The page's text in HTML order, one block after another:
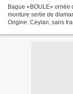
Bague «BOULE» ornée
monture sertie de
Origine: Ceylan, sans